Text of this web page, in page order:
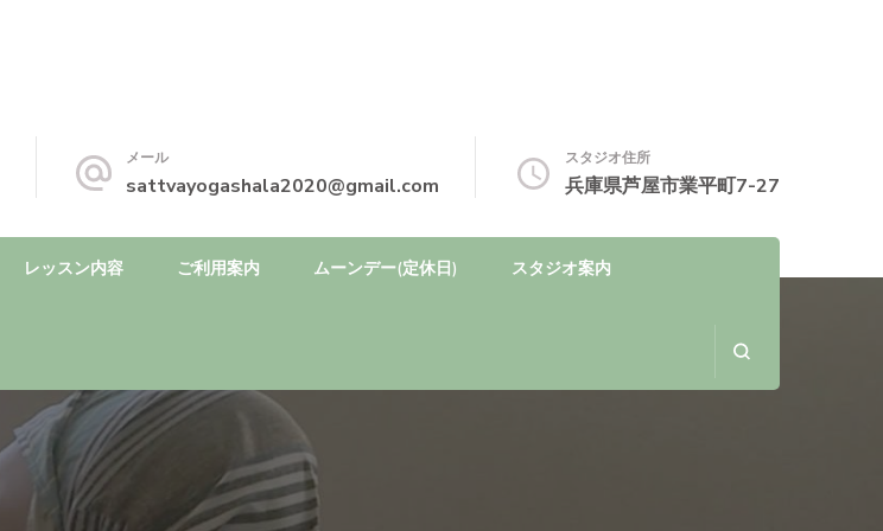
メール
sattvayogashala2020@gmail.com
スタジオ住所
兵庫県芦屋市業平町7-27
レッスン内容 ご利用案内 ムーンデー(定休日)
スタジオ案内